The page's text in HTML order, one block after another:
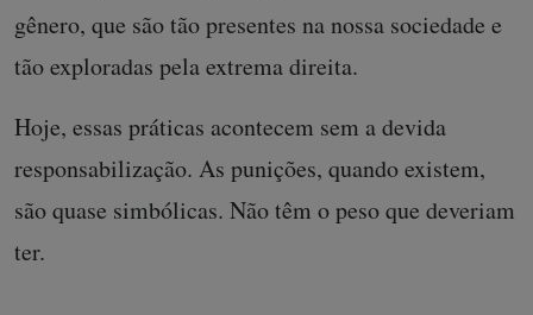
gênero, que são tão presentes na nossa sociedade e
tão exploradas pela extrema direita.
Hoje, essas práticas acontecem sem a devida
responsabilização. As punições, quando existem,
são quase simbólicas. Não têm o peso que deveriam
ter.